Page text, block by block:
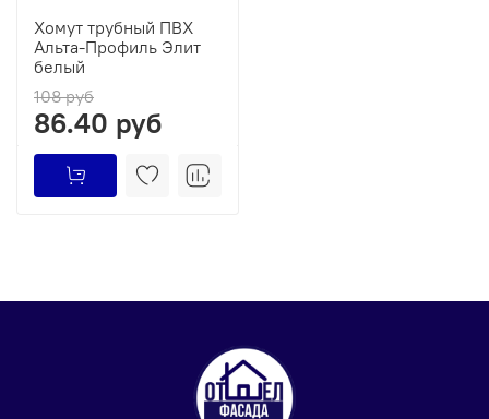
Хомут трубный ПВХ
Альта-Профиль Элит
белый
108 руб
86.40 руб